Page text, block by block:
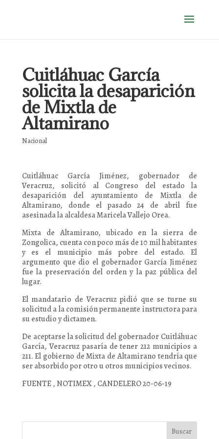
Cuitláhuac García
solicita la desaparición
de Mixtla de
Altamirano
Nacional
Cuitláhuac García Jiménez, gobernador de
Veracruz, solicitó al Congreso del estado la
desaparición del ayuntamiento de Mixtla de
Altamirano, donde el pasado 24 de abril fue
asesinada la alcaldesa Maricela Vallejo Orea.
Mixta de Altamirano, ubicado en la sierra de
Zongolica, cuenta con poco más de 10 mil habitantes
y es el municipio más pobre del estado. El
argumento que dio el gobernador García Jiménez
fue la preservación del orden y la paz pública del
lugar.
El mandatario de Veracruz pidió que se turne su
solicitud a la comisión permanente instructora para
su estudio y dictamen.
De aceptarse la solicitud del gobernador Cuitláhuac
García, Veracruz pasaría de tener 212 municipios a
211. El gobierno de Mixta de Altamirano tendría que
ser absorbido por otro u otros municipios vecinos.
FUENTE , NOTIMEX , CANDELERO 20-06-19